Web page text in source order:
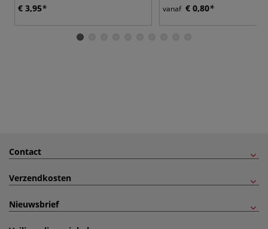
€ 3,95 vanaf € 0,80
Contact
Verzendkosten
Nieuwsbrief